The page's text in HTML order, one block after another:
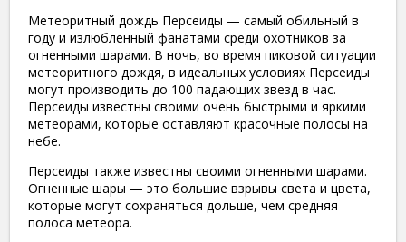
Метеоритный дождь Персеиды — самый обильный в
году и излюбленный фанатами среди охотников за
огненными шарами. В ночь, во время пиковой ситуации
метеоритного дождя, в идеальных условиях Персеиды
могут производить до 100 падающих звезд в час.
Персеиды известны своими очень быстрыми и яркими
метеорами, которые оставляют красочные полосы на
небе.
Персеиды также известны своими огненными шарами.
Огненные шары — это большие взрывы света и цвета,
которые могут сохраняться дольше, чем средняя
полоса метеора.